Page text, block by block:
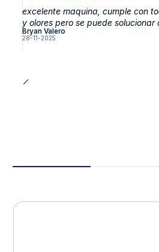
excelente maquina, cumple con
y olores pero se puede
Bryan Valero
28-11-2025